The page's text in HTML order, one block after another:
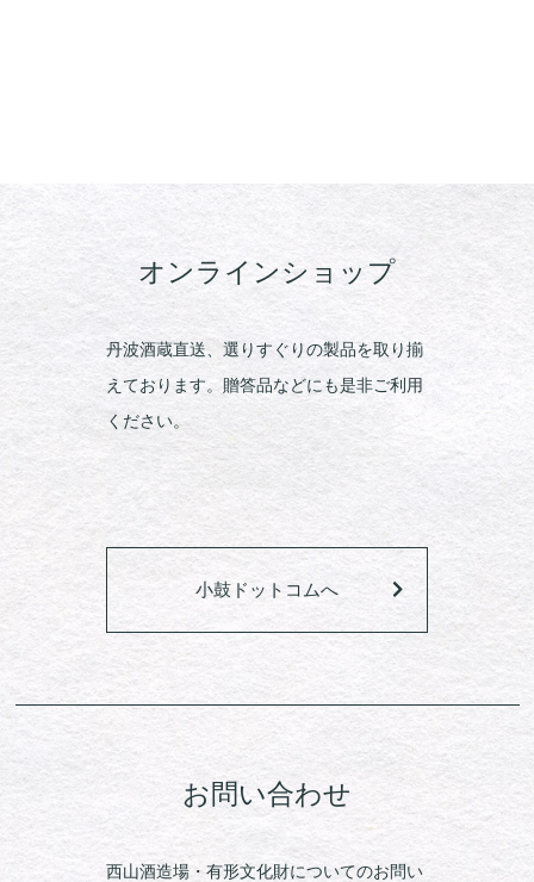
オンラインショップ
丹波酒蔵直送、選りすぐりの製品を取り揃
えております。贈答品などにも是非ご利用
ください。
小鼓ドットコムへ
お問い合わせ
西山酒造場・有形文化財についてのお問い